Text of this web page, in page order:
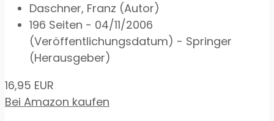
Daschner, Franz (Autor)
196 Seiten - 04/11/2006
(Veröffentlichungsdatum) - Springer
(Herausgeber)
16,95 EUR
Bei Amazon kaufen